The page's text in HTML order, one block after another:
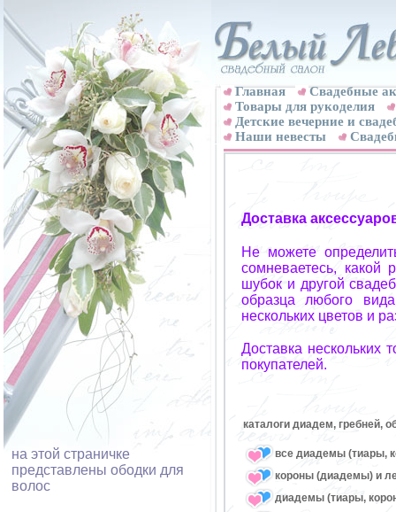
на этой страничке
представлены ободки для
волос
Главная
Свадебные
Товары для рукоделия
Детские вечерние и
Наши невесты
Доставка
Не можете
сомневаетесь, какой
шубок и другой
образца любого
нескольких цветов и
Доставка нескольких
покупателей.
каталоги диадем, гребней,
все диадемы (тиары,
короны (диадемы) и
диадемы (тиары,